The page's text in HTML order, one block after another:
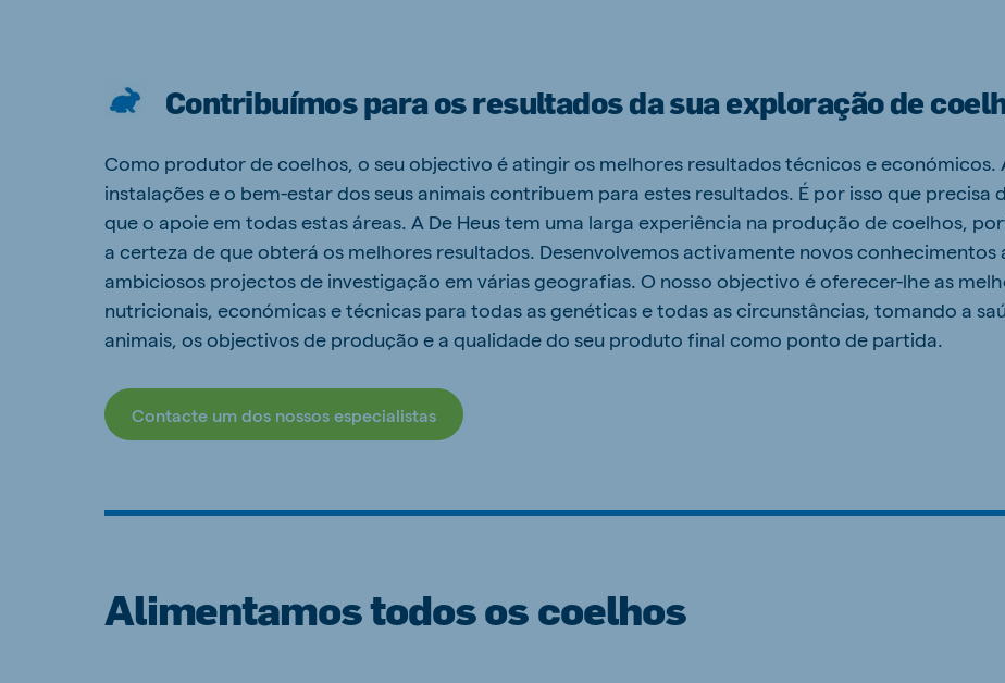
Contribuímos para os resultados da sua exploração de
Como produtor de coelhos, o seu objectivo é atingir os melhores resultados técnicos e económicos.
instalações e o bem-estar dos seus animais contribuem para estes resultados. É por isso que precisa
que o apoie em todas estas áreas. A De Heus tem uma larga experiência na produção de coelhos,
a certeza de que obterá os melhores resultados. Desenvolvemos activamente novos conhecimentos
ambiciosos projectos de investigação em várias geografias. O nosso objectivo é oferecer-lhe as
nutricionais, económicas e técnicas para todas as genéticas e todas as circunstâncias, tomando a
animais, os objectivos de produção e a qualidade do seu produto final como ponto de partida.
Contacte um dos nossos especialistas
Alimentamos todos os coelhos